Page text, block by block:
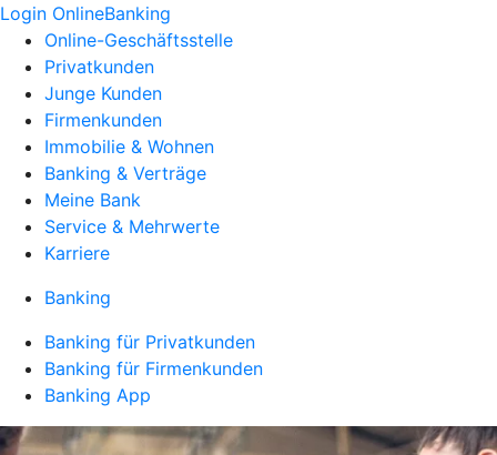
Login OnlineBanking
Online-Geschäftsstelle
Privatkunden
Junge Kunden
Firmenkunden
Immobilie & Wohnen
Banking & Verträge
Meine Bank
Service & Mehrwerte
Karriere
Banking
Banking für Privatkunden
Banking für Firmenkunden
Banking App